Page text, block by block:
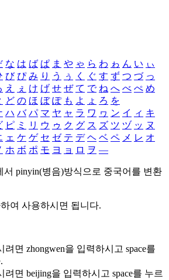
な は ば ぱ ま や ゃ ら わ ゎ ん い ぃ
び ぴ み り う ぅ く ぐ す ず つ づ っ
え ぇ け げ せ ぜ て で ね へ べ ぺ め
ど の ほ ぼ ぽ も よ ょ ろ を
ハ バ パ マ ヤ ャ ラ ワ ヮ ン イ ィ キ
ピ ミ リ ウ ゥ ク グ ス ズ ツ ヅ ッ ヌ
ェ ケ ゲ セ ゼ テ デ ヘ ベ ペ メ レ オ
ホ ボ ポ モ ヨ ョ ロ ヲ ―
서 pinyin(병음)방식으로 중국어를 변환
여 사용하시면 됩니다.
려면 zhongwen을 입력하시고 space를
려면 beijing을 입력하시고 space를 누르